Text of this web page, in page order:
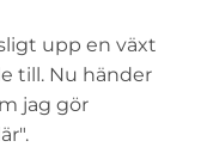
upp en växt
till. Nu händer
jag gör